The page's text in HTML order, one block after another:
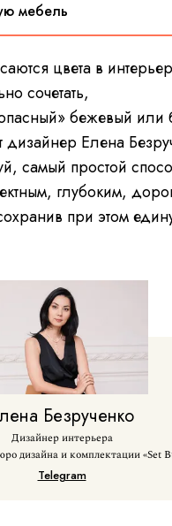
мебель
цвета в
сочетать,
бежевый или
дизайнер Елена
самый простой
глубоким,
при этом
Безрученко
Дизайнер интерьера
дизайна и комплектации «Set
Telegram